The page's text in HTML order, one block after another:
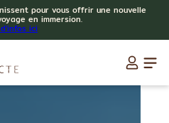
pour vous offrir une nouvelle
en immersion.
ici